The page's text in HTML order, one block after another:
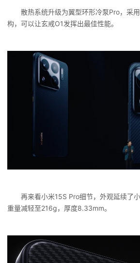
散热系统升级为翼型环形冷泵Pro，采
构，可以让玄戒O1发挥出最佳性能。
再来看小米15S Pro细节，外观延续了
重量减轻至216g，厚度8.33mm。